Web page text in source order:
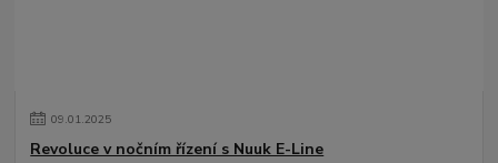
09.01.2025
Revoluce v nočním řízení s Nuuk E-Line